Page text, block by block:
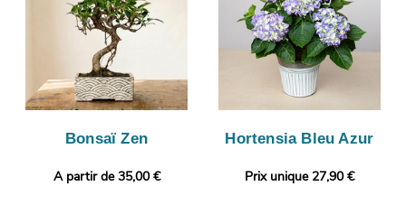
Bonsaï Zen
A partir de 35,00 €
Hortensia Bleu Azur
Prix unique 27,90 €